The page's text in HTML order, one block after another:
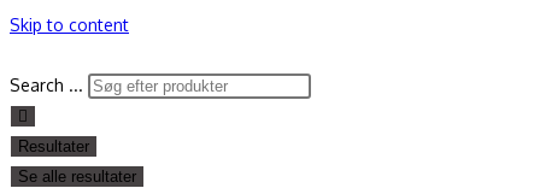
Skip to content
Search ...
Resultater
Se alle resultater